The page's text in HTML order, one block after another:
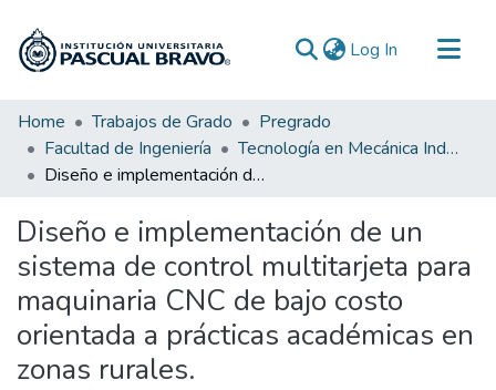
Log In (current)
Communities & Collections
All of DSpace
Statistics
Home Trabajos de Grado
Pregrado
Facultad de Ingeniería
Tecnología en Mecánica Industrial
Diseño e implementación de un sistema de control multitarjeta para maquinaria CNC de bajo costo orientada a prácticas académicas en zonas rurales.
Diseño e implementación de un
sistema de control multitarjeta para
maquinaria CNC de bajo costo
orientada a prácticas académicas en
zonas rurales.